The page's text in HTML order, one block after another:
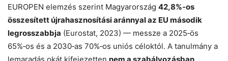
EUROPEN elemzés szerint Magyarország 42,8%‑os
összesített újrahasznosítási aránnyal az EU második
legrosszabbja (Eurostat, 2023) — messze a 2025‑ös
65%‑os és a 2030‑as 70%‑os uniós céloktól. A tanulmány a